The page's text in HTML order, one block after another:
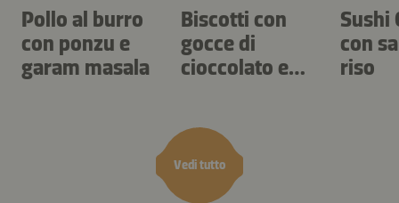
Vedi tutto
Pollo al burro
con ponzu e
garam masala
Biscotti con
gocce di
cioccolato e
Sushi
con
riso